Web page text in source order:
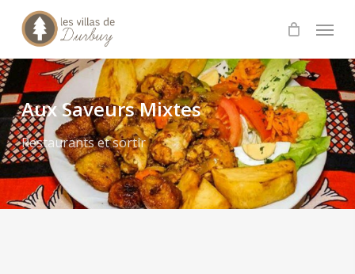
content
Menu
Aux Saveurs Mixtes
Restaurants et sortir